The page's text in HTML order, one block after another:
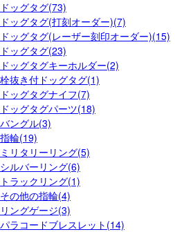
ドッグタグ(73)
ドッグタグ(打刻オーダー)(7)
ドッグタグ(レーザー刻印オーダー)(15)
ドッグタグ(23)
ドッグタグキーホルダー(2)
栓抜き付ドッグタグ(1)
ドッグタグナイフ(7)
ドッグタグパーツ(18)
バングル(3)
指輪(19)
ミリタリーリング(5)
シルバーリング(6)
トラックリング(1)
その他の指輪(4)
リングゲージ(3)
パラコードブレスレット(14)